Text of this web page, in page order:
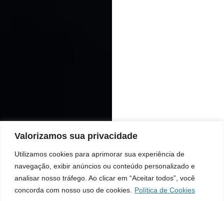
Valorizamos sua privacidade
Utilizamos cookies para aprimorar sua experiência de
navegação, exibir anúncios ou conteúdo personalizado e
analisar nosso tráfego. Ao clicar em “Aceitar todos”, você
concorda com nosso uso de cookies.
Política de Cookies